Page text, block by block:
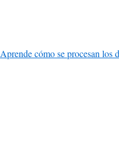
Aprende cómo se procesan los